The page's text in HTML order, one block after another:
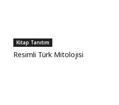
Kitap Tanıtım
Resimli Türk Mitolojisi